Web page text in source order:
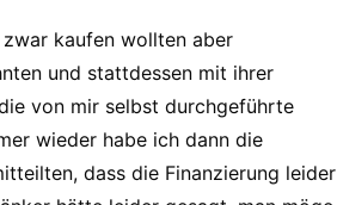
kaufen wollten aber
und stattdessen mit ihrer
von mir selbst durchgeführte
wieder habe ich dann die
dass die Finanzierung leider